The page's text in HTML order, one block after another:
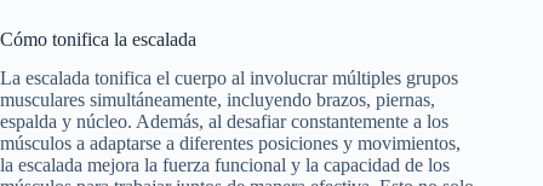
Cómo tonifica la escalada
La escalada tonifica el cuerpo al involucrar múltiples grupos
musculares simultáneamente, incluyendo brazos, piernas,
espalda y núcleo. Además, al desafiar constantemente a los
músculos a adaptarse a diferentes posiciones y movimientos,
la escalada mejora la fuerza funcional y la capacidad de los